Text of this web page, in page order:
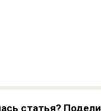
статья?